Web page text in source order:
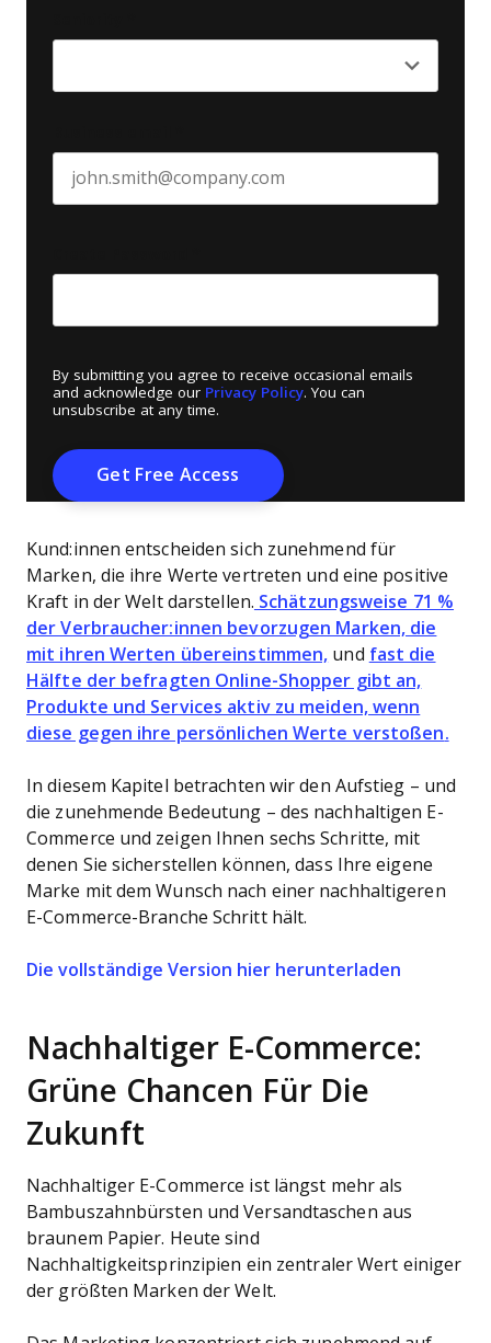
By submitting you agree to receive occasional emails
and acknowledge our Privacy Policy. You can
unsubscribe at any time.
Kund:innen entscheiden sich zunehmend für
Marken, die ihre Werte vertreten und eine positive
Kraft in der Welt darstellen. Schätzungsweise 71 %
der Verbraucher:innen bevorzugen Marken, die
mit ihren Werten übereinstimmen, und fast die
Hälfte der befragten Online-Shopper gibt an,
Produkte und Services aktiv zu meiden, wenn
diese gegen ihre persönlichen Werte verstoßen.
In diesem Kapitel betrachten wir den Aufstieg – und
die zunehmende Bedeutung – des nachhaltigen E-
Commerce und zeigen Ihnen sechs Schritte, mit
denen Sie sicherstellen können, dass Ihre eigene
Marke mit dem Wunsch nach einer nachhaltigeren
E-Commerce-Branche Schritt hält.
Die vollständige Version hier herunterladen
Nachhaltiger E-Commerce:
Grüne Chancen Für Die
Zukunft
Nachhaltiger E-Commerce ist längst mehr als
Bambuszahnbürsten und Versandtaschen aus
braunem Papier. Heute sind
Nachhaltigkeitsprinzipien ein zentraler Wert einiger
der größten Marken der Welt.